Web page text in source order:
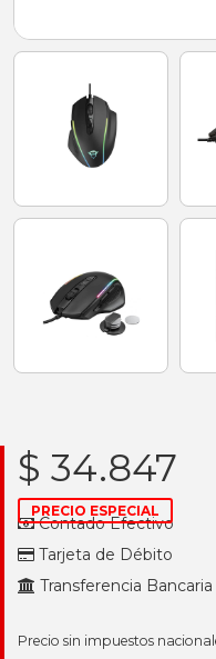
$ 34.847
PRECIO ESPECIAL
Contado Efectivo
Tarjeta de Débito
Transferencia Bancaria
Precio sin impuestos